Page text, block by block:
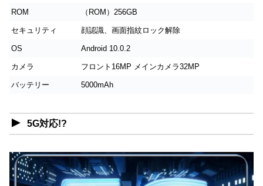
ROM （ROM）256GB
セキュリティ 顔認識、画面指紋ロック解除
OS Android 10.0.2
カメラ フロント16MP メインカメラ32MP
バッテリー 5000mAh
5G対応!?